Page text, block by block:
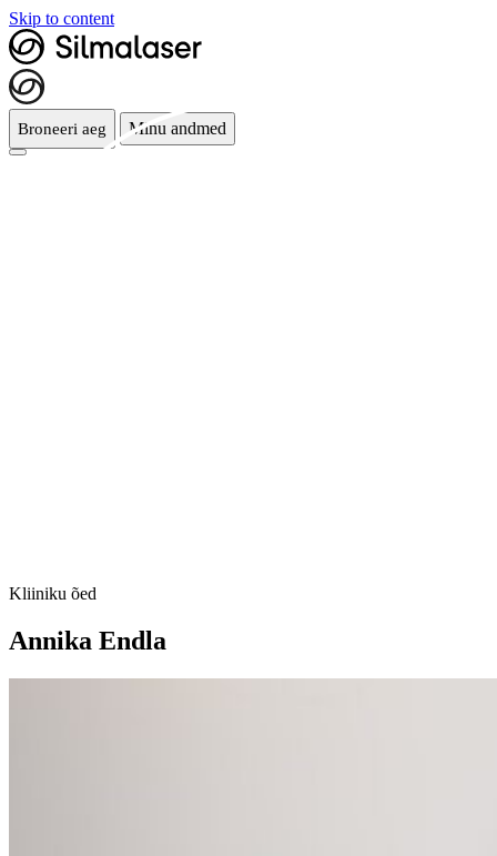
Skip to content
Broneeri aeg Minu andmed
Kliiniku õed
Annika Endla